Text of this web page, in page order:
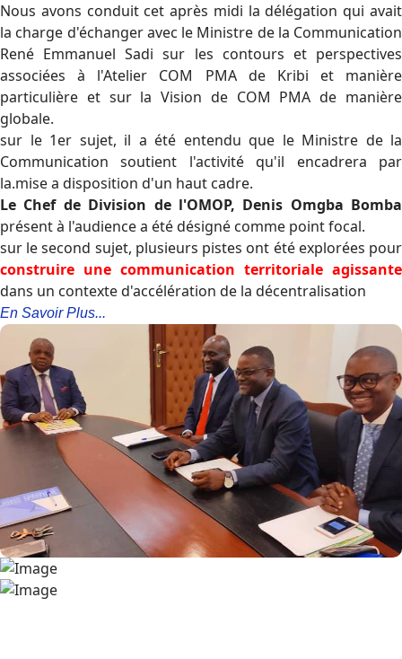
Nous avons conduit cet après midi la délégation qui avait
la charge d'échanger avec le Ministre de la Communication
René Emmanuel Sadi sur les contours et perspectives
associées à l'Atelier COM PMA de Kribi et manière
particulière et sur la Vision de COM PMA de manière
globale.
sur le 1er sujet, il a été entendu que le Ministre de la
Communication soutient l'activité qu'il encadrera par
la.mise a disposition d'un haut cadre.
Le Chef de Division de l'OMOP, Denis Omgba Bomba
présent à l'audience a été désigné comme point focal.
sur le second sujet, plusieurs pistes ont été explorées pour
construire une communication territoriale agissante
dans un contexte d'accélération de la décentralisation
En Savoir Plus...